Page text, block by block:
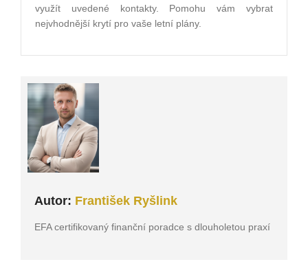
využít uvedené kontakty. Pomohu vám vybrat
nejvhodnější krytí pro vaše letní plány.
Autor: František Ryšlink
EFA certifikovaný finanční poradce s dlouholetou praxí